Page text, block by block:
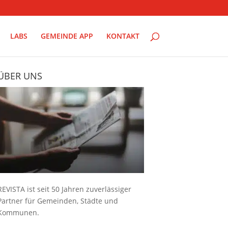
LABS GEMEINDE APP KONTAKT
UNS
ist seit 50 Jahren zuverlässiger
für Gemeinden, Städte und